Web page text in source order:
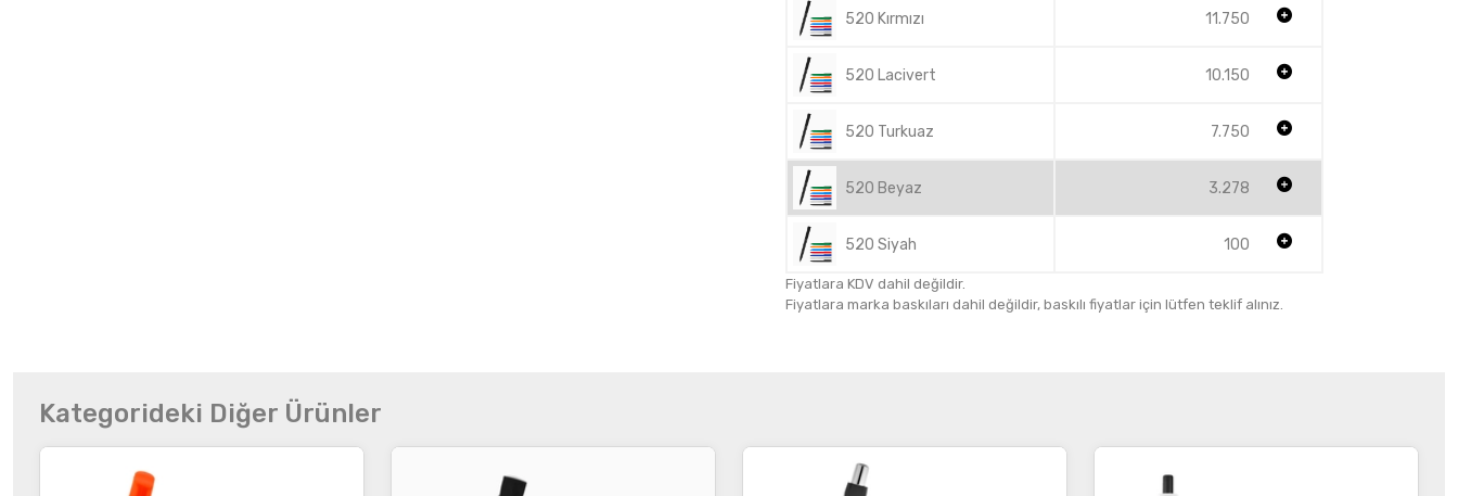
520 Kırmızı 11.750
520 Lacivert 10.150
520 Turkuaz 7.750
520 Beyaz 3.278
520 Siyah 100
Fiyatlara KDV dahil değildir.
Fiyatlara marka baskıları dahil değildir, baskılı fiyatlar için lütfen teklif alınız.
Kategorideki Diğer Ürünler